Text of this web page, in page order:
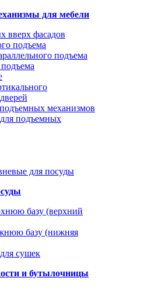
для мебели
вверх фасадов
подъема
подъема
механизмов
подъемных
базу (верхний
базу (нижняя
сушек
и бутылочницы